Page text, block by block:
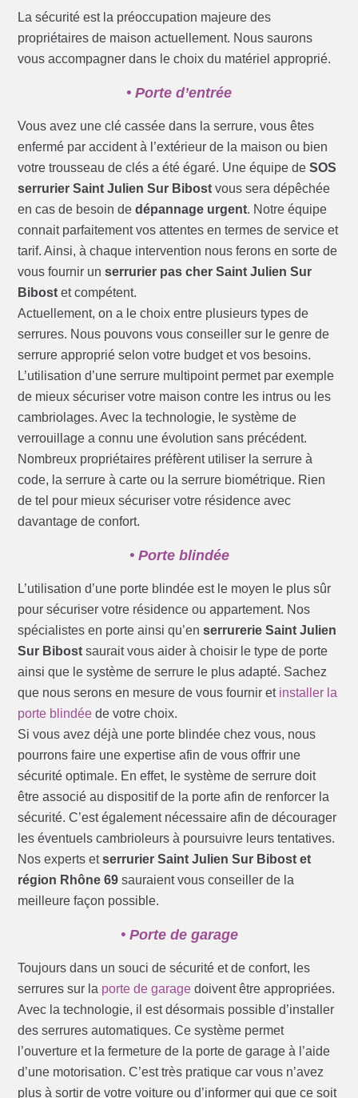
La sécurité est la préoccupation majeure des
propriétaires de maison actuellement. Nous saurons
vous accompagner dans le choix du matériel approprié.
• Porte d’entrée
Vous avez une clé cassée dans la serrure, vous êtes
enfermé par accident à l’extérieur de la maison ou bien
votre trousseau de clés a été égaré. Une équipe deSOS
serrurier Saint Julien Sur Bibost vous sera dépêchée
en cas de besoin dedépannage urgent. Notre équipe
connait parfaitement vos attentes en termes de service et
tarif. Ainsi, à chaque intervention nous ferons en sorte de
vous fournir unserrurier pas cher Saint Julien Sur
Bibost et compétent.
Actuellement, on a le choix entre plusieurs types de
serrures. Nous pouvons vous conseiller sur le genre de
serrure approprié selon votre budget et vos besoins.
L’utilisation d’une serrure multipoint permet par exemple
de mieux sécuriser votre maison contre les intrus ou les
cambriolages. Avec la technologie, le système de
verrouillage a connu une évolution sans précédent.
Nombreux propriétaires préfèrent utiliser la serrure à
code, la serrure à carte ou la serrure biométrique. Rien
de tel pour mieux sécuriser votre résidence avec
davantage de confort.
• Porte blindée
L’utilisation d’une porte blindée est le moyen le plus sûr
pour sécuriser votre résidence ou appartement. Nos
spécialistes en porte ainsi qu’enserrurerie Saint Julien
Sur Bibost saurait vous aider à choisir le type de porte
ainsi que le système de serrure le plus adapté. Sachez
que nous serons en mesure de vous fournir et installer la
porte blindée de votre choix.
Si vous avez déjà une porte blindée chez vous, nous
pourrons faire une expertise afin de vous offrir une
sécurité optimale. En effet, le système de serrure doit
être associé au dispositif de la porte afin de renforcer la
sécurité. C’est également nécessaire afin de décourager
les éventuels cambrioleurs à poursuivre leurs tentatives.
Nos experts etserrurier Saint Julien Sur Bibost et
région Rhône 69 sauraient vous conseiller de la
meilleure façon possible.
• Porte de garage
Toujours dans un souci de sécurité et de confort, les
serrures sur la porte de garage doivent être appropriées.
Avec la technologie, il est désormais possible d’installer
des serrures automatiques. Ce système permet
l’ouverture et la fermeture de la porte de garage à l’aide
d’une motorisation. C’est très pratique car vous n’avez
plus à sortir de votre voiture ou d’informer qui que ce soit